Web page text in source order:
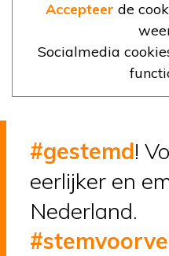
Accepteer de
Socialmedia
#gestemd!
eerlijker en
Nederland.